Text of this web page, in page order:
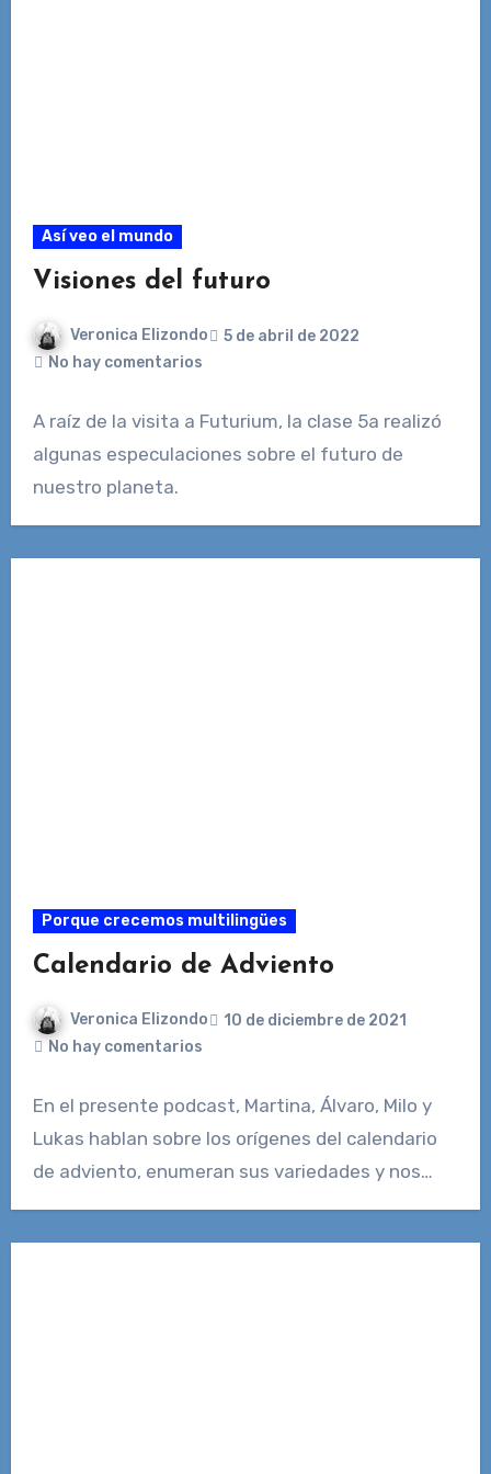
Así veo el mundo
Visiones del futuro
Veronica Elizondo
5 de abril de 2022
No hay comentarios
A raíz de la visita a Futurium, la clase 5a realizó
algunas especulaciones sobre el futuro de
nuestro planeta.
Porque crecemos multilingües
Calendario de Adviento
Veronica Elizondo
10 de diciembre de 2021
No hay comentarios
En el presente podcast, Martina, Álvaro, Milo y
Lukas hablan sobre los orígenes del calendario
de adviento, enumeran sus variedades y nos…